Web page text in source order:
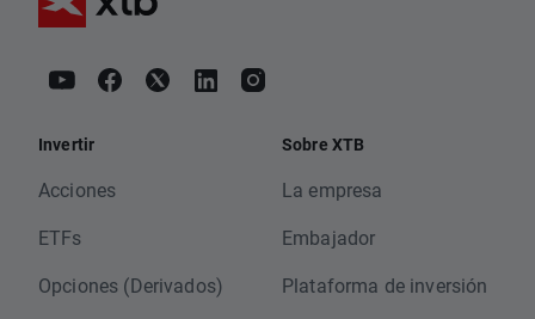
Invertir
Acciones
ETFs
Opciones (Derivados)
Sobre XTB
La empresa
Embajador
Plataforma de inversión